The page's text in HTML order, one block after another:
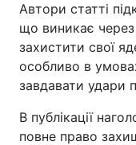
Автори статті
що виникає через
захистити свої
особливо в
завдавати удари
В публікації
повне право